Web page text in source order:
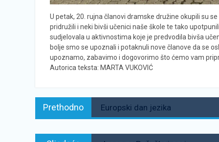
U petak, 20. rujna članovi dramske družine okupili su
pridružili i neki bivši učenici naše škole te tako
sudjelovala u aktivnostima koje je predvodila bivša
bolje smo se upoznali i potaknuli nove članove da se
upoznamo, zabavimo i dogovorimo što ćemo vam
Autorica teksta: MARTA VUKOVIĆ
Navigacija
objava
Prethodno Europski dan jezika